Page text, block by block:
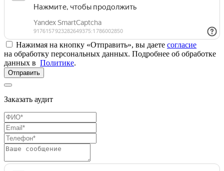
Нажимая на кнопку «Отправить», вы даете согласие
на обработку персональных данных. Подробнее об обработке
данных в Политике.
Отправить
Заказать аудит